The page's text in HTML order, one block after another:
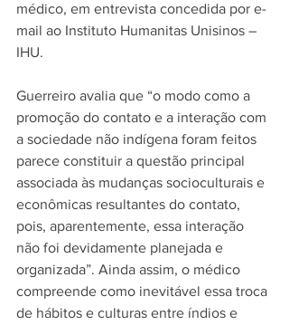
médico, em entrevista concedida por e-
mail ao Instituto Humanitas Unisinos –
IHU.
Guerreiro avalia que “o modo como a
promoção do contato e a interação com
a sociedade não indígena foram feitos
parece constituir a questão principal
associada às mudanças socioculturais e
econômicas resultantes do contato,
pois, aparentemente, essa interação
não foi devidamente planejada e
organizada”. Ainda assim, o médico
compreende como inevitável essa troca
de hábitos e culturas entre índios e